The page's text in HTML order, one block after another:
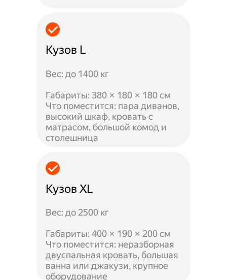
Кузов L
Вес: до 1400 кг
Габариты: 380 × 180 × 180 см
Что поместится: пара диванов,
высокий шкаф, кровать с
матрасом, большой комод и
столешница
Кузов XL
Вес: до 2500 кг
Габариты: 400 × 190 × 200 см
Что поместится: неразборная
двуспальная кровать, большая
ванна или джакузи, крупное
оборудование